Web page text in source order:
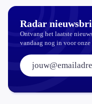
Radar
Ontvang het laatste
vandaag nog in voor
E-mailadres: